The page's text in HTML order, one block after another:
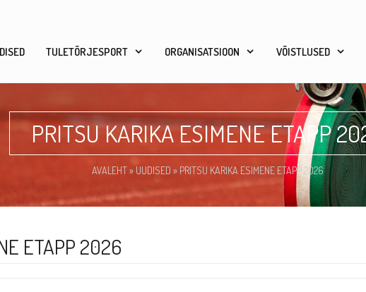
TULETÕRJESPORT ORGANISATSIOON VÕISTLUSED
PRITSU KARIKA ESIMENE ETAPP
AVALEHT» UUDISED » PRITSU KARIKA ESIMENE ETAPP 2026
ETAPP 2026